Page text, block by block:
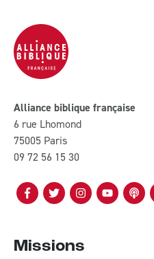
Alliance biblique française
6 rue Lhomond
75005 Paris
09 72 56 15 30
Missions